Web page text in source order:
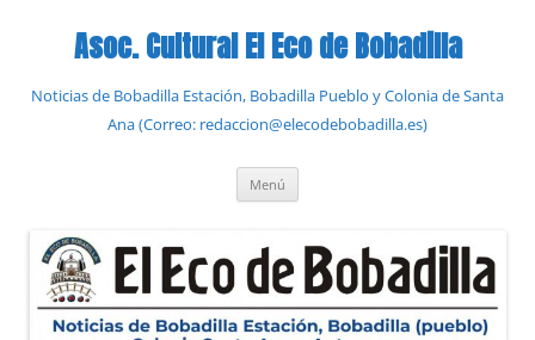
contenidoAsoc. Cultural El Eco de Bobadilla
Noticias de Bobadilla Estación, Bobadilla Pueblo y Colonia de Santa
Ana (Correo: redaccion@elecodebobadilla.es)
Menú